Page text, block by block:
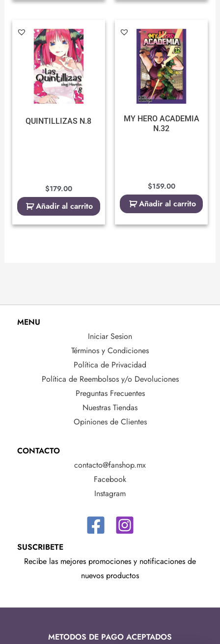
QUINTILLIZAS N.8
$179.00
Añadir al carrito
MY HERO ACADEMIA
N.32
$159.00
Añadir al carrito
MENU
Iniciar Sesion
Términos y Condiciones
Política de Privacidad
Política de Reembolsos y/o Devoluciones
Preguntas Frecuentes
Nuestras Tiendas
Opiniones de Clientes
CONTACTO
contacto@fanshop.mx
Facebook
Instagram
SUSCRIBETE
Recibe las mejores promociones y notificaciones de
nuevos productos
METODOS DE PAGO ACEPTADOS